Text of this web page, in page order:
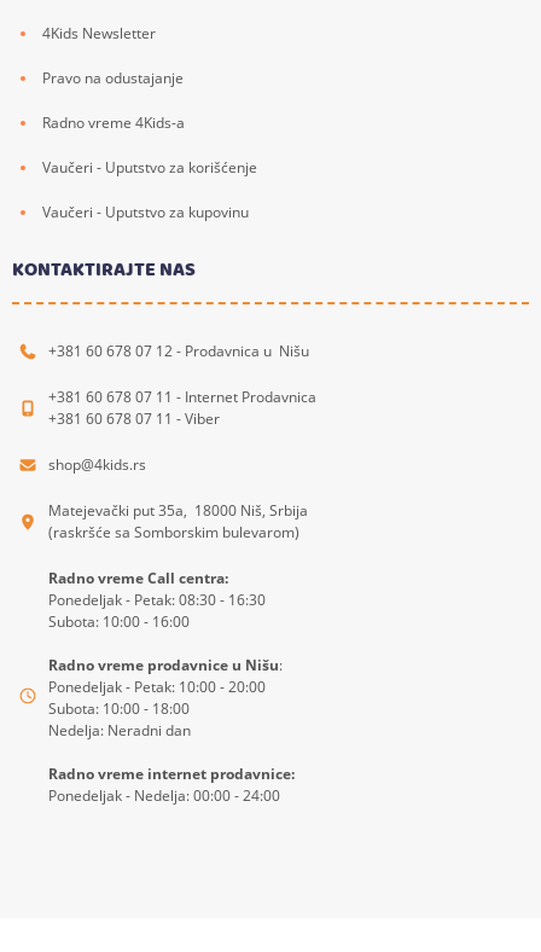
4Kids Newsletter
Pravo na odustajanje
Radno vreme 4Kids-a
Vaučeri - Uputstvo za korišćenje
Vaučeri - Uputstvo za kupovinu
KONTAKTIRAJTE NAS
+381 60 678 07 12 - Prodavnica u Nišu
+381 60 678 07 11 - Internet Prodavnica
+381 60 678 07 11 - Viber
shop@4kids.rs
Matejevački put 35a, 18000 Niš, Srbija
(raskršće sa Somborskim bulevarom)
Radno vreme Call centra:
Ponedeljak - Petak: 08:30 - 16:30
Subota: 10:00 - 16:00
Radno vreme prodavnice u Nišu:
Ponedeljak - Petak: 10:00 - 20:00
Subota: 10:00 - 18:00
Nedelja: Neradni dan
Radno vreme internet prodavnice:
Ponedeljak - Nedelja: 00:00 - 24:00